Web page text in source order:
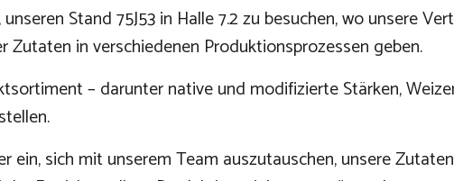
Stand 75J53 in Halle 7.2 zu besuchen, wo unsere
Zutaten in verschiedenen Produktionsprozessen geben.
– darunter native und modifizierte Stärken,
ein, sich mit unserem Team auszutauschen, unsere